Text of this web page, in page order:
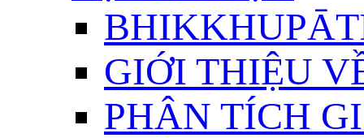
GIỚI THIỆU
PHÂN TÍCH